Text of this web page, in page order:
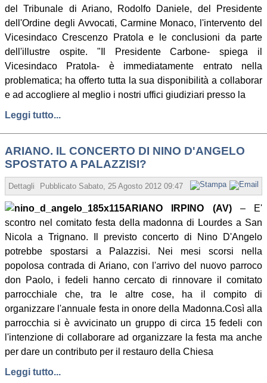
del Tribunale di Ariano, Rodolfo Daniele, del Presidente
dell'Ordine degli Avvocati, Carmine Monaco, l'intervento del
Vicesindaco Crescenzo Pratola e le conclusioni da parte
dell'illustre ospite. "Il Presidente Carbone- spiega il
Vicesindaco Pratola- è immediatamente entrato nella
problematica; ha offerto tutta la sua disponibilità a collaborar
e ad accogliere al meglio i nostri uffici giudiziari presso la
Leggi tutto...
ARIANO. IL CONCERTO DI NINO D'ANGELO
SPOSTATO A PALAZZISI?
Dettagli Pubblicato Sabato, 25 Agosto 2012 09:47 Scritto da Redazione
ARIANO IRPINO (AV) – E'
scontro nel comitato festa della madonna di Lourdes a San
Nicola a Trignano. Il previsto concerto di Nino D'Angelo
potrebbe spostarsi a Palazzisi. Nei mesi scorsi nella
popolosa contrada di Ariano, con l'arrivo del nuovo parroco
don Paolo, i fedeli hanno cercato di rinnovare il comitato
parrocchiale che, tra le altre cose, ha il compito di
organizzare l'annuale festa in onore della Madonna.Così alla
parrocchia si è avvicinato un gruppo di circa 15 fedeli con
l'intenzione di collaborare ad organizzare la festa ma anche
per dare un contributo per il restauro della Chiesa
Leggi tutto...